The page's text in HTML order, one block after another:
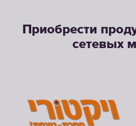
Приобрести
сетевых